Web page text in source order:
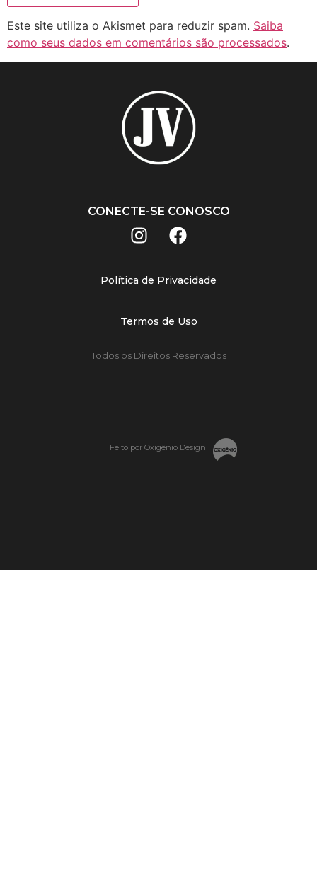
Este site utiliza o Akismet para reduzir spam. Saiba
como seus dados em comentários são processados.
CONECTE-SE CONOSCO
Política de Privacidade
Termos de Uso
Todos os Direitos Reservados
Feito por Oxigênio Design